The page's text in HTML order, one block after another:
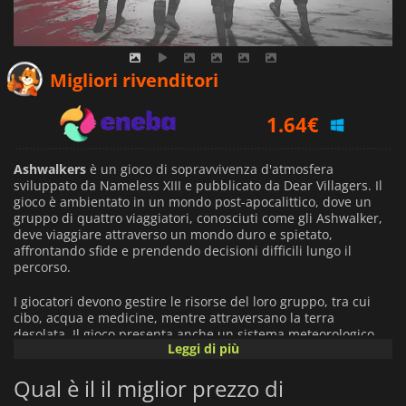
Migliori rivenditori
1.64€
4.69€
Ashwalkers è un gioco di sopravvivenza d'atmosfera
sviluppato da Nameless XIII e pubblicato da Dear Villagers. Il
gioco è ambientato in un mondo post-apocalittico, dove un
gruppo di quattro viaggiatori, conosciuti come gli Ashwalker,
deve viaggiare attraverso un mondo duro e spietato,
affrontando sfide e prendendo decisioni difficili lungo il
percorso.
I giocatori devono gestire le risorse del loro gruppo, tra cui
cibo, acqua e medicine, mentre attraversano la terra
desolata. Il gioco presenta anche un sistema meteorologico
dinamico, che può avere un impatto sul gioco e influire sulla
Il sistema di scelte e conseguenze del gioco può avere un
Leggi di più
Qual è il il miglior prezzo di